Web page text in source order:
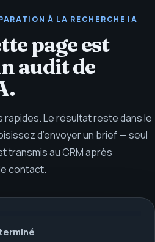
À LA RECHERCHE IA
page est
audit de
rapides. Le résultat reste dans le
d’envoyer un brief — seul
transmis au CRM après
contact.